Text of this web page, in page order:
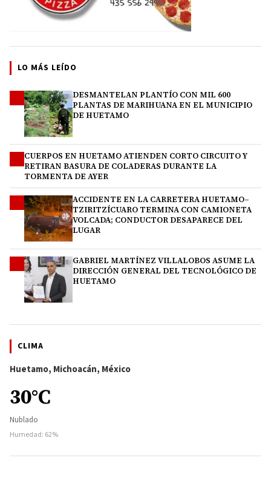
LO MÁS LEÍDO
DESMANTELAN PLANTÍO CON MIL 600
PLANTAS DE MARIHUANA EN EL MUNICIPIO
DE HUETAMO
CUERPOS EN HUETAMO ATIENDEN CORTO CIRCUITO Y
RETIRAN BASURA DE COLADERAS DURANTE LA
TORMENTA DE AYER
ACCIDENTE EN LA CARRETERA HUETAMO–
TZIRITZÍCUARO TERMINA CON CAMIONETA
VOLCADA; CONDUCTOR DESAPARECE DEL
LUGAR
GABRIEL MARTÍNEZ VILLALOBOS ASUME LA
DIRECCIÓN GENERAL DEL TECNOLÓGICO DE
HUETAMO
CLIMA
Huetamo, Michoacán, México
30°C
Nublado
Humedad: 62%